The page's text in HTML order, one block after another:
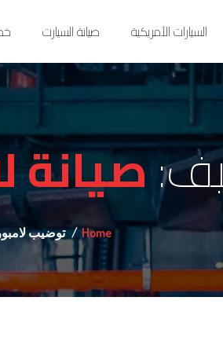
السيارات الأمريكية صيانة السيارت
صيانة
Home توضيب